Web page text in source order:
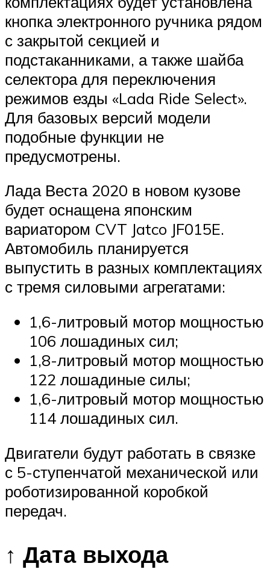
Меню
кнопка электронного ручника рядом
с закрытой секцией и
подстаканниками, а также шайба
селектора для переключения
режимов езды «Lada Ride Select».
Для базовых версий модели
подобные функции не
предусмотрены.
Лада Веста 2020 в новом кузове
будет оснащена японским
вариатором CVT Jatco JF015E.
Автомобиль планируется
выпустить в разных комплектациях
с тремя силовыми агрегатами:
1,6-литровый мотор мощностью
106 лошадиных сил;
1,8-литровый мотор мощностью
122 лошадиные силы;
1,6-литровый мотор мощностью
114 лошадиных сил.
Двигатели будут работать в связке
с 5-ступенчатой механической или
роботизированной коробкой
передач.
↑ Дата выхода